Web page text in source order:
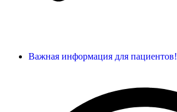
Важная информация для пациентов!